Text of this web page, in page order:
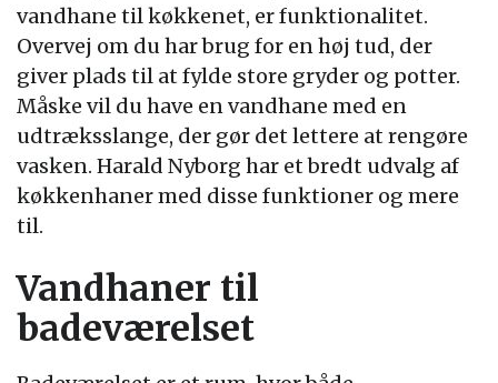
vandhane til køkkenet, er funktionalitet.
Overvej om du har brug for en høj tud, der
giver plads til at fylde store gryder og potter.
Måske vil du have en vandhane med en
udtræksslange, der gør det lettere at rengøre
vasken. Harald Nyborg har et bredt udvalg af
køkkenhaner med disse funktioner og mere
til.
Vandhaner til
badeværelset